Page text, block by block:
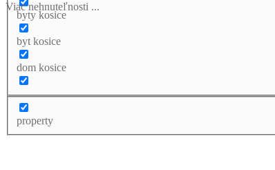
Viac nehnuteľnosti ...
byty kosice
byt kosice
dom kosice
property